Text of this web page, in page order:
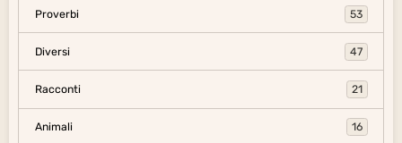
Proverbi 53
Diversi 47
Racconti 21
Animali 16